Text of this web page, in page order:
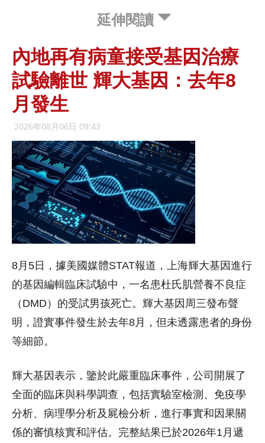
延伸閱讀
內地再有病童接受基因治療
試驗離世 輝大基因：去年8
月發生
2026年08月06日 09:43
8月5日，據美國媒體STAT報道，上海輝大基因進行
的基因編輯臨床試驗中，一名患杜氏肌營養不良症
（DMD）的受試男孩死亡。輝大基因周三發布聲
明，證實事件發生於去年8月，但未透露患者的身份
等細節。
輝大基因表示，鑒於此嚴重臨床事件，公司開展了
全面的臨床與科學調查，包括實驗室檢測、免疫學
分析、病理學分析及屍檢分析，進行事實和因果關
係的審慎核實和評估。完整結果已於2026年1月遞